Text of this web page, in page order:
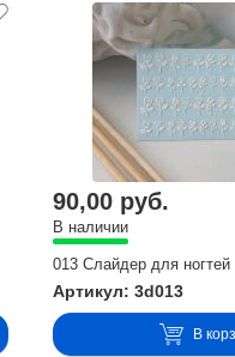
90,00 руб.
В наличии
013 Слайдер для
Артикул: 3d013
В